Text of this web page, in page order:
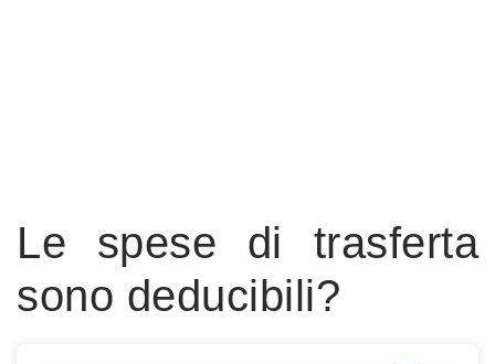
Le spese di trasferta
sono deducibili?